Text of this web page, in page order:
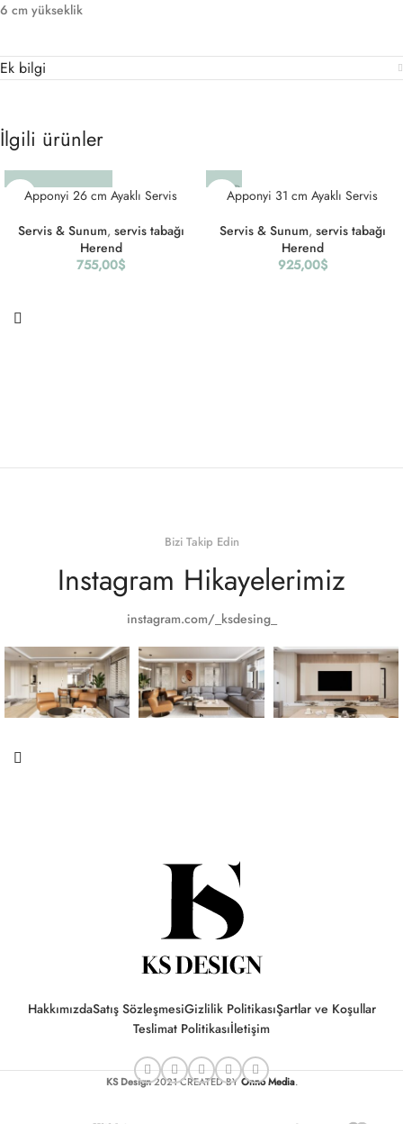
6 cm yükseklik
Ek bilgi
İlgili ürünler
Apponyi 26 cm Ayaklı Servis
Servis & Sunum, servis tabağı
Herend
755,00$
SOLD
OUT
Apponyi 31 cm Ayaklı Servis
Servis & Sunum, servis tabağı
Herend
925,00$
Bizi Takip Edin
Instagram Hikayelerimiz
instagram.com/_ksdesing_
HakkımızdaSatış SözleşmesiGizlilik PolitikasıŞartlar ve Koşullar
Teslimat Politikasıİletişim
KS Design2021 CREATED BYOnno Media.